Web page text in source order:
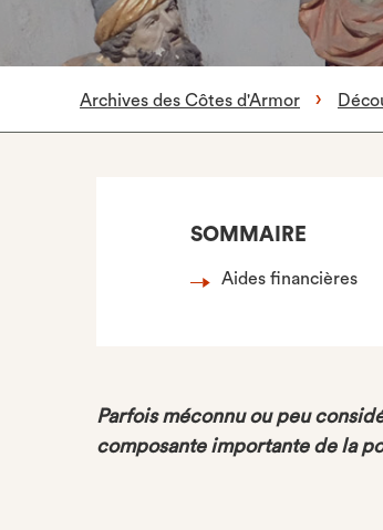
Archives des Côtes d'Armor
SOMMAIRE
Aides financières
Parfois méconnu ou peu
composante importante de la